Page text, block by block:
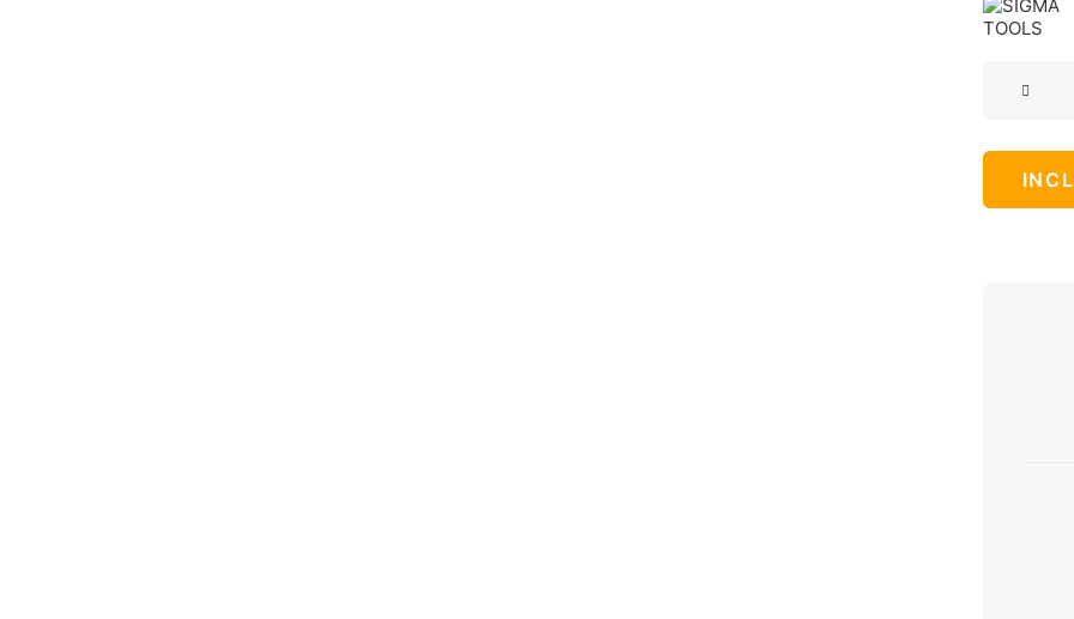
LAVADORA